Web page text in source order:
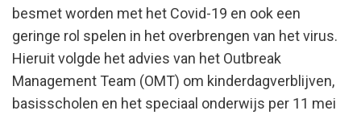
besmet worden met het Covid-19 en ook een
geringe rol spelen in het overbrengen van het virus.
Hieruit volgde het advies van het Outbreak
Management Team (OMT) om kinderdagverblijven,
basisscholen en het speciaal onderwijs per 11 mei